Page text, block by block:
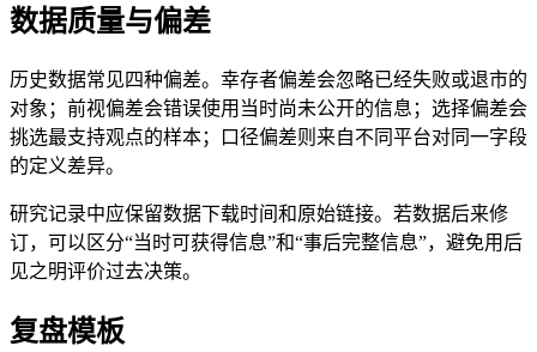
数据质量与偏差
历史数据常见四种偏差。幸存者偏差会忽略已经失败或退市的
对象；前视偏差会错误使用当时尚未公开的信息；选择偏差会
挑选最支持观点的样本；口径偏差则来自不同平台对同一字段
的定义差异。
研究记录中应保留数据下载时间和原始链接。若数据后来修
订，可以区分“当时可获得信息”和“事后完整信息”，避免用后
见之明评价过去决策。
复盘模板